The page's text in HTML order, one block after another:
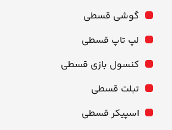
گوشی قسطی
لپ تاپ قسطی
کنسول بازی قسطی
تبلت قسطی
اسپیکر قسطی